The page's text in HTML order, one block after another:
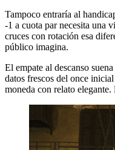
Tampoco entraría al
-1 a cuota par necesita una
cruces con rotación esa
público imagina.
El empate al descanso
datos frescos del once
moneda con relato